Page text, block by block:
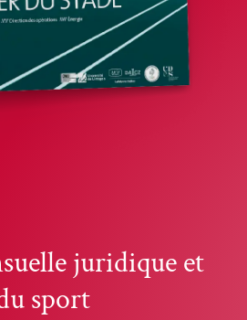
juridique et
sport